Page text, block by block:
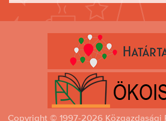
Copyright © 1997-2026 Közgazdasági